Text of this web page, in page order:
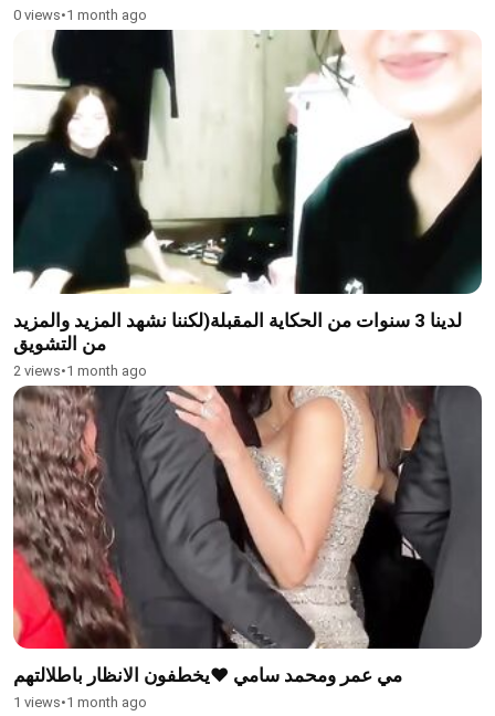
0 views•1 month ago
لدينا 3 سنوات من الحكاية المقبلة(لكننا نشهد المزيد والمزيد
من التشويق
2 views•1 month ago
مي عمر ومحمد سامي ❤️يخطفون الانظار باطلالتهم
1 views•1 month ago